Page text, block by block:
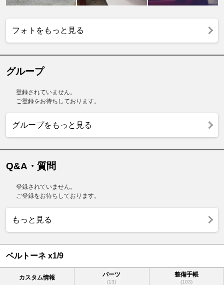
フォトをもっと見る
グループ
登録されていません。
ご登録をお待ちしております。
グループをもっと見る
Q&A・質問
登録されていません。
ご登録をお待ちしております。
もっと見る
ベルトーネ x1/9
カスタム情報 パーツ
(13)
整備手帳
(103)